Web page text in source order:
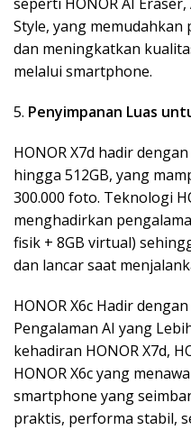
Style, yang
dan meningkatkan
melalui smartphone.
5. Penyimpanan Luas
HONOR X7d hadir
hingga 512GB, yang
300.000 foto. Teknologi
menghadirkan
fisik + 8GB virtual)
dan lancar saat
HONOR X6c Hadir
Pengalaman AI yang
kehadiran HONOR X7d,
HONOR X6c yang
smartphone yang
praktis, performa stabil,